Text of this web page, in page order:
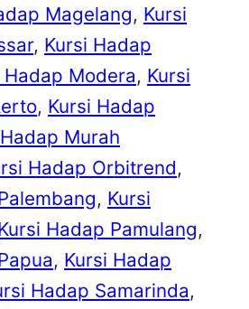
Magelang, Kursi
, Kursi Hadap
Hadap Modera, Kursi
, Kursi Hadap
Murah
Hadap Orbitrend
, Kursi
Hadap Pamulang
, Kursi Hadap
Hadap Samarinda